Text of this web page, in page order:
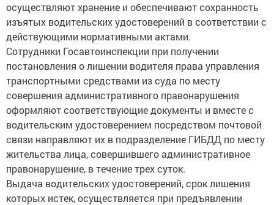
осуществляют хранение и обеспечивают сохранность
изъятых водительских удостоверений в соответствии с
действующими нормативными актами.
Сотрудники Госавтоинспекции при получении
постановления о лишении водителя права управления
транспортными средствами из суда по месту
совершения административного правонарушения
оформляют соответствующие документы и вместе с
водительским удостоверением посредством почтовой
связи направляют их в подразделение ГИБДД по месту
жительства лица, совершившего административное
правонарушение, в течение трех суток.
Выдача водительских удостоверений, срок лишения
которых истек, осуществляется при предъявлении